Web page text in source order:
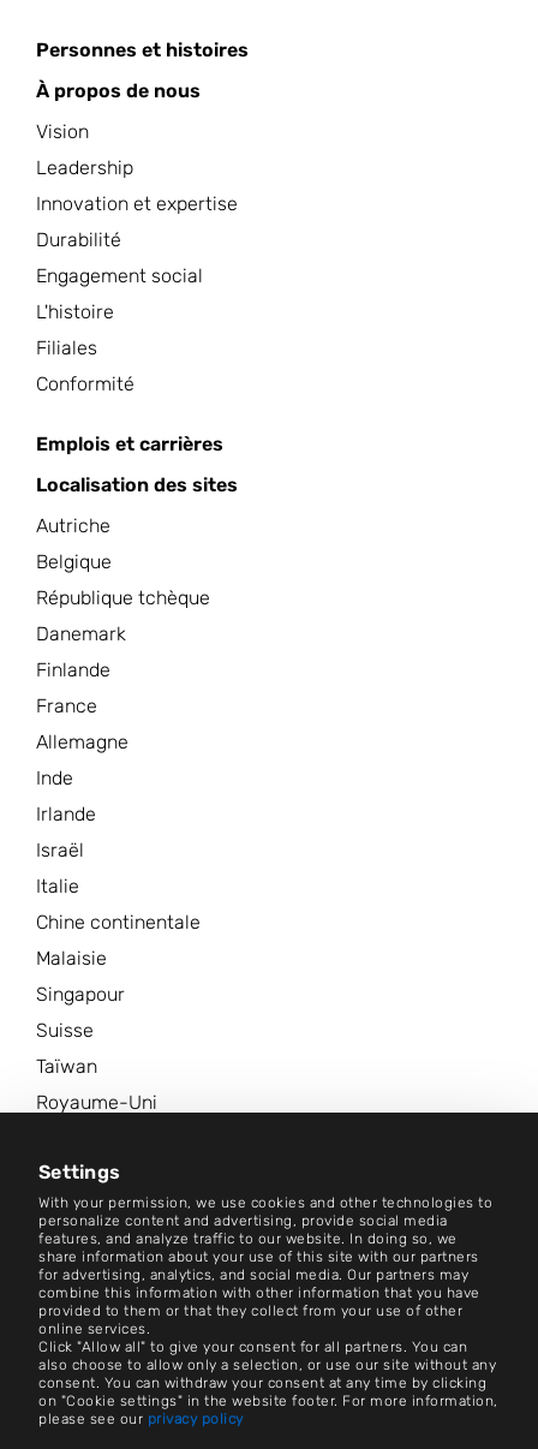
Settings
With your permission, we use cookies and other technologies to
personalize content and advertising, provide social media
features, and analyze traffic to our website. In doing so, we
share information about your use of this site with our partners
for advertising, analytics, and social media. Our partners may
combine this information with other information that you have
provided to them or that they collect from your use of other
online services.
Click "Allow all" to give your consent for all partners. You can
also choose to allow only a selection, or use our site without any
consent. You can withdraw your consent at any time by clicking
on "Cookie settings" in the website footer. For more information,
please see our privacy policy
Personnes et histoires
À propos de nous
Vision
Leadership
Innovation et expertise
Durabilité
Engagement social
L'histoire
Filiales
Conformité
Emplois et carrières
Localisation des sites
Autriche
Belgique
République tchèque
Danemark
Finlande
France
Allemagne
Inde
Irlande
Israël
Italie
Chine continentale
Malaisie
Singapour
Suisse
Taïwan
Royaume-Uni
Plus de sites
Centre d'information
Contact
Paramètres des cookies
Impression